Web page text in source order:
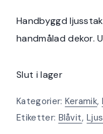
Handbyggd
handmålad dekor.
Slut i lager
Kategorier: Keramik,
Etiketter: Blåvit,